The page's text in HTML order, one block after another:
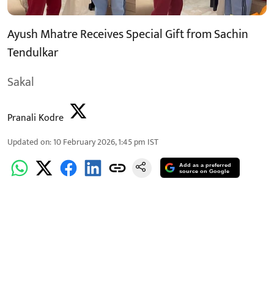
Ayush Mhatre Receives Special Gift from Sachin
Tendulkar
Sakal
Pranali Kodre
Updated on:10 February 2026, 1:45 pm IST
Add as a preferred
source on Google